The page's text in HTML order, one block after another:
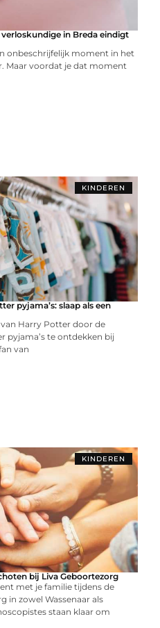
in Breda eindigt
onbeschrijfelijk moment in het
Maar voordat je dat moment
KINDEREN
pyjama’s: slaap als een
Harry Potter door de
pyjama’s te ontdekken bij
van
KINDEREN
bij Liva Geboortezorg
met je familie tijdens de
in zowel Wassenaar als
staan klaar om